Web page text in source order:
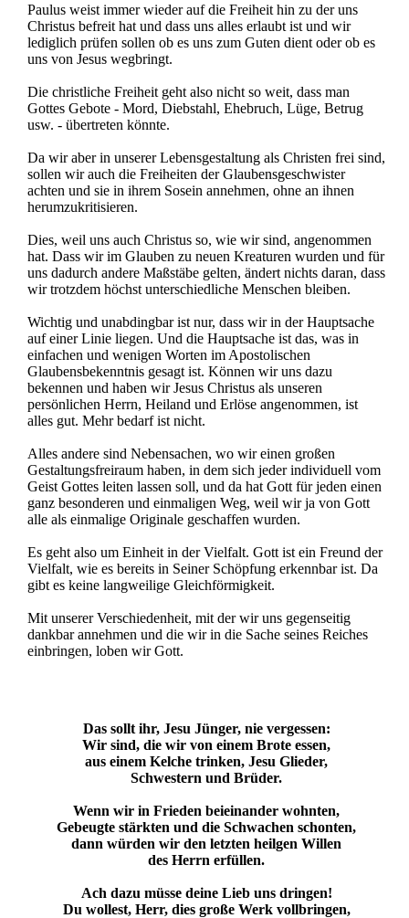
Paulus weist immer wieder auf die Freiheit hin zu der uns
Christus befreit hat und dass uns alles erlaubt ist und wir
lediglich prüfen sollen ob es uns zum Guten dient oder ob es
uns von Jesus wegbringt.
Die christliche Freiheit geht also nicht so weit, dass man
Gottes Gebote - Mord, Diebstahl, Ehebruch, Lüge, Betrug
usw. - übertreten könnte.
Da wir aber in unserer Lebensgestaltung als Christen frei sind,
sollen wir auch die Freiheiten der Glaubensgeschwister
achten und sie in ihrem Sosein annehmen, ohne an ihnen
herumzukritisieren.
Dies, weil uns auch Christus so, wie wir sind, angenommen
hat. Dass wir im Glauben zu neuen Kreaturen wurden und für
uns dadurch andere Maßstäbe gelten, ändert nichts daran, dass
wir trotzdem höchst unterschiedliche Menschen bleiben.
Wichtig und unabdingbar ist nur, dass wir in der Hauptsache
auf einer Linie liegen. Und die Hauptsache ist das, was in
einfachen und wenigen Worten im Apostolischen
Glaubensbekenntnis gesagt ist. Können wir uns dazu
bekennen und haben wir Jesus Christus als unseren
persönlichen Herrn, Heiland und Erlöse angenommen, ist
alles gut. Mehr bedarf ist nicht.
Alles andere sind Nebensachen, wo wir einen großen
Gestaltungsfreiraum haben, in dem sich jeder individuell vom
Geist Gottes leiten lassen soll, und da hat Gott für jeden einen
ganz besonderen und einmaligen Weg, weil wir ja von Gott
alle als einmalige Originale geschaffen wurden.
Es geht also um Einheit in der Vielfalt. Gott ist ein Freund der
Vielfalt, wie es bereits in Seiner Schöpfung erkennbar ist. Da
gibt es keine langweilige Gleichförmigkeit.
Mit unserer Verschiedenheit, mit der wir uns gegenseitig
dankbar annehmen und die wir in die Sache seines Reiches
einbringen, loben wir Gott.
Das sollt ihr, Jesu Jünger, nie vergessen:
Wir sind, die wir von einem Brote essen,
aus einem Kelche trinken, Jesu Glieder,
Schwestern und Brüder.
Wenn wir in Frieden beieinander wohnten,
Gebeugte stärkten und die Schwachen schonten,
dann würden wir den letzten heilgen Willen
des Herrn erfüllen.
Ach dazu müsse deine Lieb uns dringen!
Du wollest, Herr, dies große Werk vollbringen,